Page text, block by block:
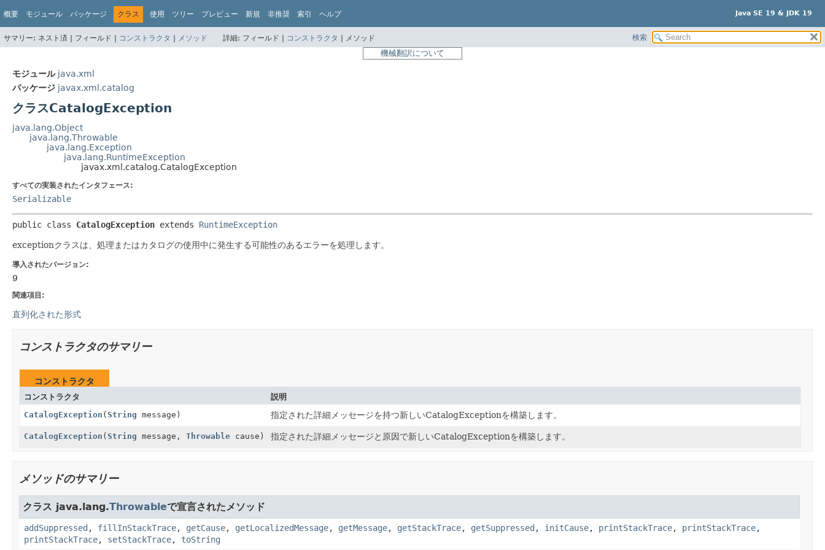
Java SE 19 & JDK 19
概要 モジュール パッケージ クラス 使用 ツリー プレビュー 新規 非推奨 索引 ヘルプ
サマリー: ネスト済 | フィールド | コンストラクタ | メソッド 詳細: フィールド | コンストラクタ | メソッド 検索
機械翻訳について
モジュール java.xml
パッケージ javax.xml.catalog
クラスCatalogException
java.lang.Object
java.lang.Throwable
java.lang.Exception
java.lang.RuntimeException
javax.xml.catalog.CatalogException
すべての実装されたインタフェース:
Serializable
public class CatalogException extends RuntimeException
exceptionクラスは、処理またはカタログの使用中に発生する可能性のあるエラーを処理します。
導入されたバージョン:
9
関連項目:
直列化された形式
コンストラクタのサマリー
コンストラクタ
コンストラクタ
説明
CatalogException (String message) 指定された詳細メッセージを持つ新しいCatalogExceptionを構築します。
CatalogException (String message, Throwable cause) 指定された詳細メッセージと原因で新しいCatalogExceptionを構築します。
メソッドのサマリー
クラス java.lang.Throwableで宣言されたメソッド
addSuppressed , fillInStackTrace, getCause, getLocalizedMessage, getMessage, getStackTrace, getSuppressed , initCause, printStackTrace, printStackTrace,
printStackTrace, setStackTrace, toString